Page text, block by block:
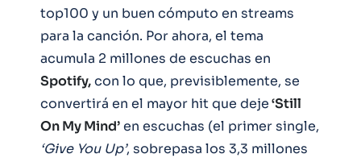
top100 y un buen cómputo en streams
para la canción. Por ahora, el tema
acumula 2 millones de escuchas en
Spotify,con lo que, previsiblemente, se
convertirá en el mayor hit que deje‘Still
On My Mind’en escuchas (el primer single,
‘Give You Up’, sobrepasa los 3,3 millones